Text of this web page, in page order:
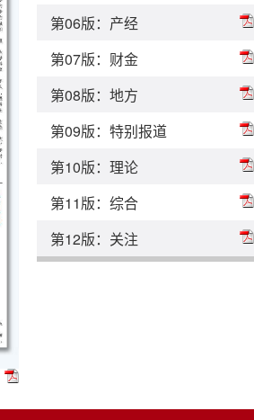
第06版：产经
第07版：财金
第08版：地方
第09版：特别报道
第10版：理论
第11版：综合
第12版：关注